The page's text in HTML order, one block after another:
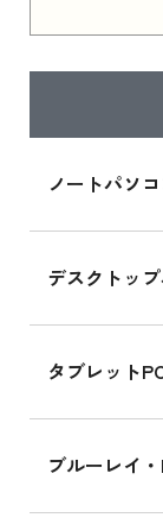
ノートパソ
デスクトッ
タブレット
ブルーレイ
はこ
ら
iPad
iPad